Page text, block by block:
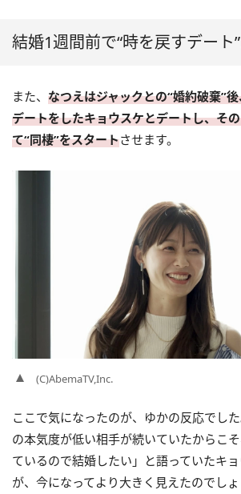
結婚1週間前で“時を戻すデート
また、 なつえはジャックとの“婚約破棄”
デートをしたキョウスケとデートし、そ
て“同棲”をスタートさせます。
(C)AbemaTV,Inc.
ここで気になったのが、ゆかの反応でし
の本気度が低い相手が続いていたからこ
ているので結婚したい」と語っていたキ
が、今になってより大きく見えたのでし